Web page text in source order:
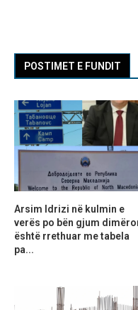
POSTIMET E FUNDIT
Arsim Idrizi në kulmin e
verës po bën gjum
është rrethuar me tabela
pa...